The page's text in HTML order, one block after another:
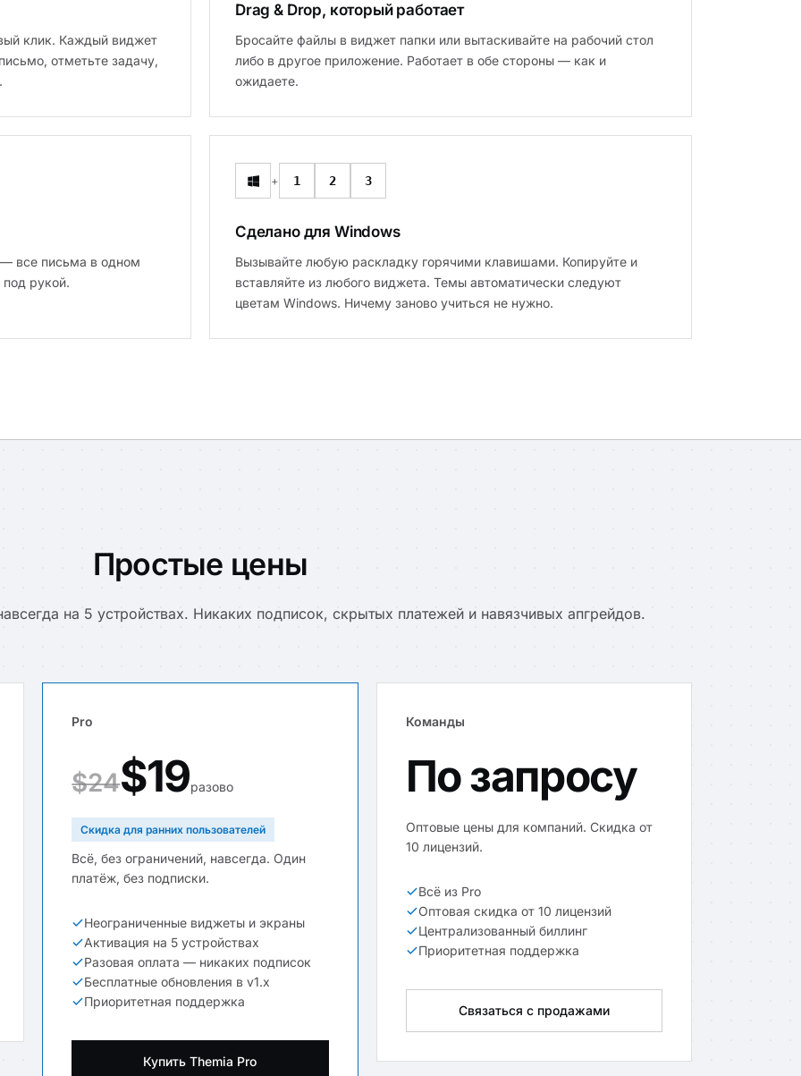
клик. Каждый виджет
отметьте задачу,
Drag & Drop, который работает
Бросайте файлы в виджет папки или вытаскивайте на рабочий стол
либо в другое приложение. Работает в обе стороны — как и
ожидаете.
все письма в одном
рукой.
+ 1 2 3
Сделано для Windows
Вызывайте любую раскладку горячими клавишами. Копируйте и
вставляйте из любого виджета. Темы автоматически следуют
цветам Windows. Ничему заново учиться не нужно.
Простые цены
на 5 устройствах. Никаких подписок, скрытых платежей и навязчивых апгрейдов.
Pro
$24$19разово
Скидка для ранних пользователей
Всё, без ограничений, навсегда. Один
платёж, без подписки.
Неограниченные виджеты и экраны
Активация на 5 устройствах
Разовая оплата — никаких подписок
Бесплатные обновления в v1.x
Приоритетная поддержка
Купить Themia Pro
Команды
По запросу
Оптовые цены для компаний. Скидка от
10 лицензий.
Всё из Pro
Оптовая скидка от 10 лицензий
Централизованный биллинг
Приоритетная поддержка
Связаться с продажами